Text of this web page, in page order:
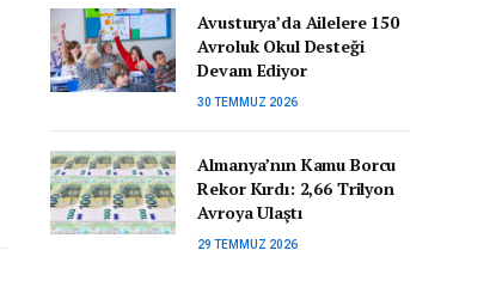
Avusturya’da Ailelere 150
Avroluk Okul Desteği
Devam Ediyor
30 TEMMUZ 2026
Almanya’nın Kamu Borcu
Rekor Kırdı: 2,66 Trilyon
Avroya Ulaştı
29 TEMMUZ 2026